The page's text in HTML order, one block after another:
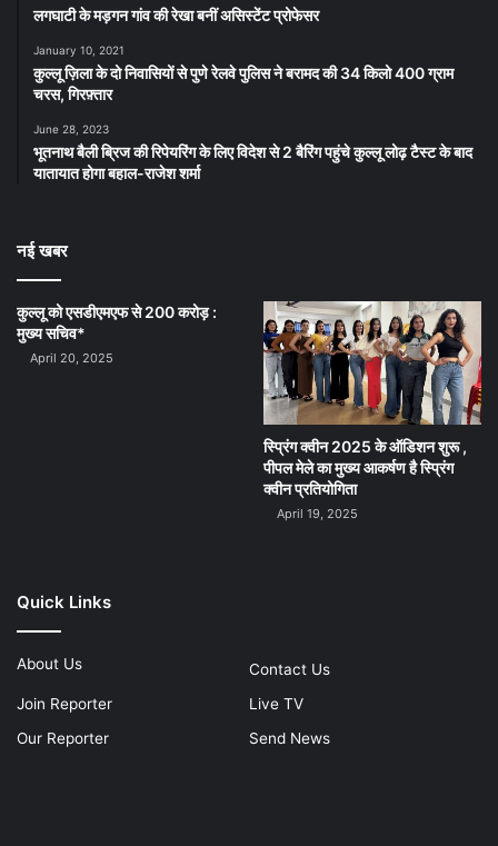
लगघाटी के मड़गन गांव की रेखा बनीं असिस्टेंट प्रोफेसर
January 10, 2021
कुल्लू ज़िला के दो निवासियों से पुणे रेलवे पुलिस ने बरामद की 34 किलो 400 ग्राम
चरस, गिरफ़्तार
June 28, 2023
भूतनाथ बैली ब्रिज की रिपेयरिंग के लिए विदेश से 2 बैरिंग पहुंचे कुल्लू लोढ़ टैस्ट के बाद
यातायात होगा बहाल-राजेश शर्मा
नई खबर
कुल्लू को एसडीएमएफ से 200 करोड़ :
मुख्य सचिव*
April 20, 2025
स्प्रिंग क्वीन 2025 के ऑडिशन शुरू ,
पीपल मेले का मुख्य आकर्षण है स्प्रिंग
क्वीन प्रतियोगिता
April 19, 2025
Quick Links
About Us
Contact Us
Join Reporter
Live TV
Our Reporter
Send News